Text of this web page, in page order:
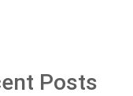
Posts